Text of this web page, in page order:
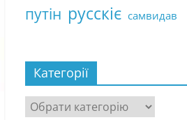
путін русскіє самвидав
Категорії
Категорії